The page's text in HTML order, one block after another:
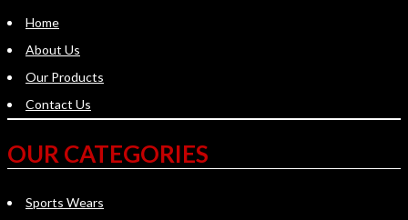
Home
About Us
Our Products
Contact Us
OUR CATEGORIES
Sports Wears